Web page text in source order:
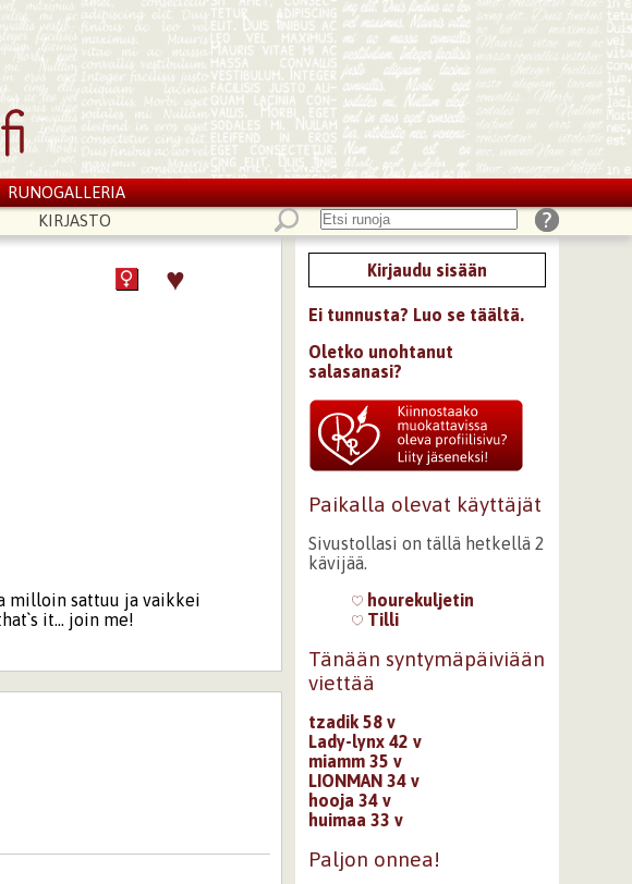
RUNOGALLERIA
KIRJASTO
♥
milloin sattuu ja vaikkei
it... join me!
Kirjaudu sisään
Ei tunnusta? Luo se täältä.
Oletko unohtanut
salasanasi?
Paikalla olevat käyttäjät
Sivustollasi on tällä hetkellä 2
kävijää.
hourekuljetin
Tilli
Tänään syntymäpäiviään
viettää
tzadik 58 v
Lady-lynx 42 v
miamm 35 v
LIONMAN 34 v
hooja 34 v
huimaa 33 v
Paljon onnea!